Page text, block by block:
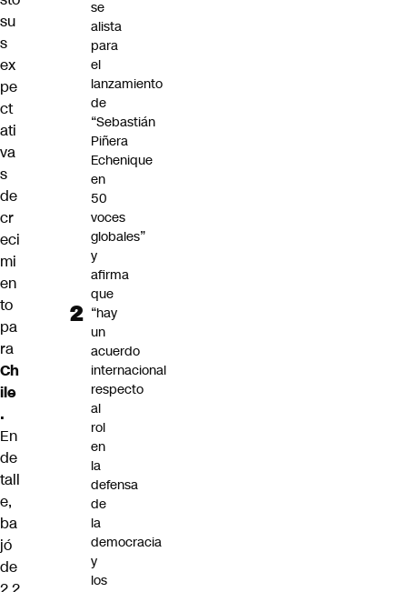
su
s
ex
pe
ct
ati
va
s
de
cr
eci
mi
en
to
pa
ra
Ch
ile
.
En
de
tall
e,
ba
jó
de
se
alista
para
el
lanzamiento
de
“Sebastián
Piñera
Echenique
en
50
voces
globales”
y
afirma
que
“hay
un
acuerdo
internacional
respecto
al
rol
en
la
defensa
de
la
democracia
y
los